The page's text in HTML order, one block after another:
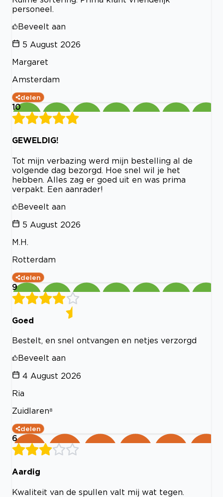
personeel.
Beveelt aan
5 August 2026
Margaret
Amsterdam
delen
10
GEWELDIG!
Tot mijn verbazing werd mijn bestelling al de
volgende dag bezorgd. Hoe snel wil je het
hebben. Alles zag er goed uit en was prima
verpakt. Een aanrader!
Beveelt aan
5 August 2026
M.H.
Rotterdam
delen
9
Goed
Bestelt, en snel ontvangen en netjes verzorgd
Beveelt aan
4 August 2026
Ria
Zuidlaren⁸
delen
6
Aardig
Kwaliteit van de spullen valt mij wat tegen.